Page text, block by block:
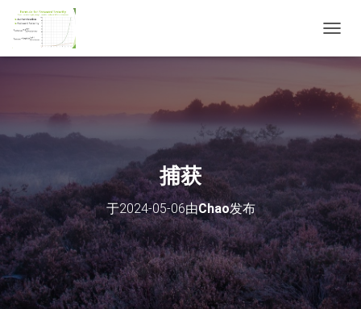
换
捕获
于2024-05-06由Chao发布